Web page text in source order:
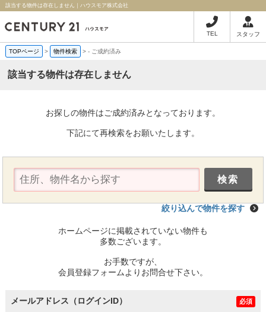
該当する物件は存在しません｜ハウスモア株式会社
TEL スタッフ
TOPページ > 物件検索 >- ご成約済み
該当する物件は存在しません
お探しの物件はご成約済みとなっております。
下記にて再検索をお願いたします。
絞り込んで物件を探す
ホームページに掲載されていない物件も
多数ございます。
お手数ですが、
会員登録フォームよりお問合せ下さい。
メールアドレス（ログインID） 必須